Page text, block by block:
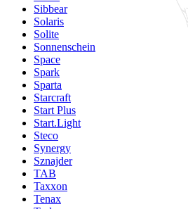
Sibbear
Solaris
Solite
Sonnenschein
Space
Spark
Sparta
Starcraft
Start Plus
Start.Light
Steco
Synergy
Sznajder
TAB
Taxxon
Tenax